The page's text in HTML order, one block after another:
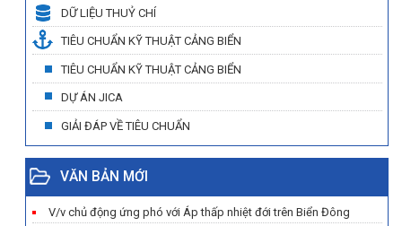
DỮ LIỆU THUỶ CHÍ
TIÊU CHUẨN KỸ THUẬT CẢNG BIỂN
TIÊU CHUẨN KỸ THUẬT CẢNG BIỂN
DỰ ÁN JICA
GIẢI ĐÁP VỀ TIÊU CHUẨN
VĂN BẢN MỚI
V/v chủ động ứng phó với Áp thấp nhiệt đới trên Biển Đông